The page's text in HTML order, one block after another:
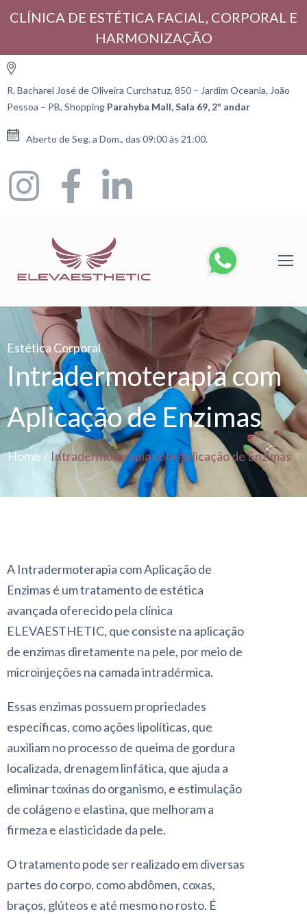
CLÍNICA DE ESTÉTICA FACIAL, CORPORAL E
HARMONIZAÇÃO
R. Bacharel José de Oliveira Curchatuz, 850 – Jardim Oceania, João
Pessoa – PB, Shopping Parahyba Mall, Sala 69, 2º andar
Aberto de Seg. a Dom., das 09:00 às 21:00.
Estética Corporal
Intradermoterapia com
Aplicação de Enzimas
Home/ Intradermoterapia com Aplicação de Enzimas
A Intradermoterapia com Aplicação de
Enzimas é um tratamento de estética
avançada oferecido pela clínica
ELEVAESTHETIC, que consiste na aplicação
de enzimas diretamente na pele, por meio de
microinjeções na camada intradérmica.
Essas enzimas possuem propriedades
específicas, como ações lipolíticas, que
auxiliam no processo de queima de gordura
localizada, drenagem linfática, que ajuda a
eliminar toxinas do organismo, e estimulação
de colágeno e elastina, que melhoram a
firmeza e elasticidade da pele.
O tratamento pode ser realizado em diversas
partes do corpo, como abdômen, coxas,
braços, glúteos e até mesmo no rosto. É